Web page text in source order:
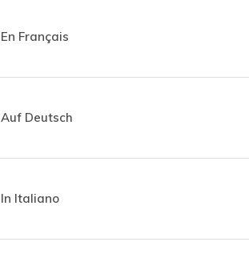
En Français
Auf Deutsch
In Italiano